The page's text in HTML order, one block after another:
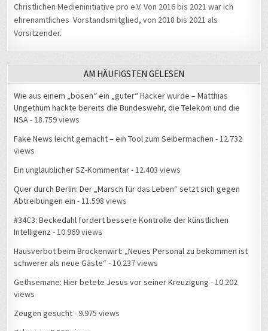
Christlichen Medieninitiative pro e.V. Von 2016 bis 2021 war ich
ehrenamtliches Vorstandsmitglied, von 2018 bis 2021 als
Vorsitzender.
AM HÄUFIGSTEN GELESEN
Wie aus einem „bösen“ ein „guter“ Hacker wurde – Matthias
Ungethüm hackte bereits die Bundeswehr, die Telekom und die
NSA- 18.759 views
Fake News leicht gemacht – ein Tool zum Selbermachen - 12.732
views
Ein unglaublicher SZ-Kommentar- 12.403 views
Quer durch Berlin: Der „Marsch für das Leben“ setzt sich gegen
Abtreibungen ein - 11.598 views
#34C3: Beckedahl fordert bessere Kontrolle der künstlichen
Intelligenz - 10.969 views
Hausverbot beim Brockenwirt: „Neues Personal zu bekommen ist
schwerer als neue Gäste“ - 10.237 views
Gethsemane: Hier betete Jesus vor seiner Kreuzigung - 10.202
views
Zeugen gesucht- 9.975 views